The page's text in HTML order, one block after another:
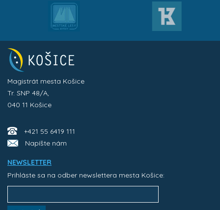
Magistrát mesta Košice
Tr. SNP 48/A,
040 11 Košice
+421 55 6419 111
Napíšte nám
NEWSLETTER
Prihláste sa na odber newslettera mesta Košice: